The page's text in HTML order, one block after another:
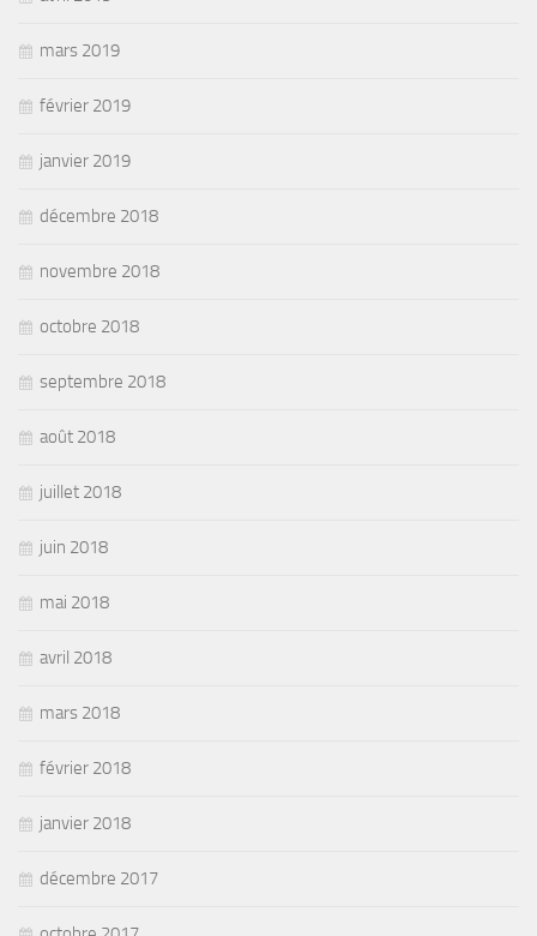
mars 2019
février 2019
janvier 2019
décembre 2018
novembre 2018
octobre 2018
septembre 2018
août 2018
juillet 2018
juin 2018
mai 2018
avril 2018
mars 2018
février 2018
janvier 2018
décembre 2017